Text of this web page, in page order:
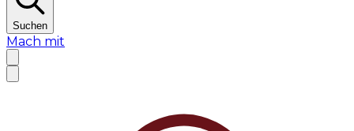
Suchen
Mach mit